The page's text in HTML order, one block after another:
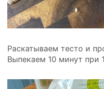
Раскатываем тесто и
Выпекаем 10 минут при